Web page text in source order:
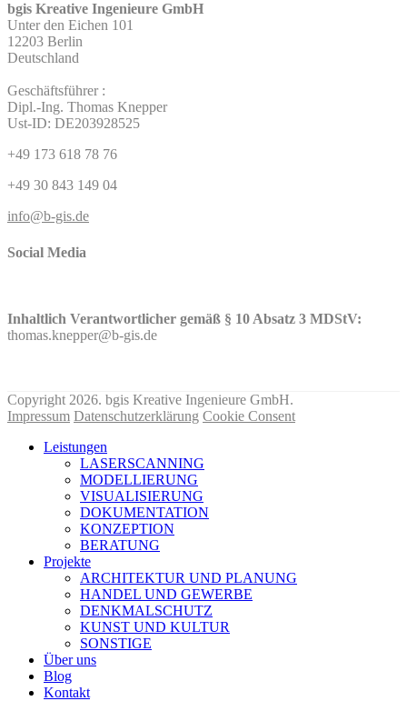
bgis Kreative Ingenieure GmbH
Unter den Eichen 101
12203 Berlin
Deutschland
Geschäftsführer :
Dipl.-Ing. Thomas Knepper
Ust-ID: DE203928525
+49 173 618 78 76
+49 30 843 149 04
info@b-gis.de
Social Media
Inhaltlich Verantwortlicher gemäß § 10 Absatz 3 MDStV:
thomas.knepper@b-gis.de
Copyright 2026. bgis Kreative Ingenieure GmbH.
Impressum Datenschutzerklärung Cookie Consent
Leistungen
LASERSCANNING
MODELLIERUNG
VISUALISIERUNG
DOKUMENTATION
KONZEPTION
BERATUNG
Projekte
ARCHITEKTUR UND PLANUNG
HANDEL UND GEWERBE
DENKMALSCHUTZ
KUNST UND KULTUR
SONSTIGE
Über uns
Blog
Kontakt